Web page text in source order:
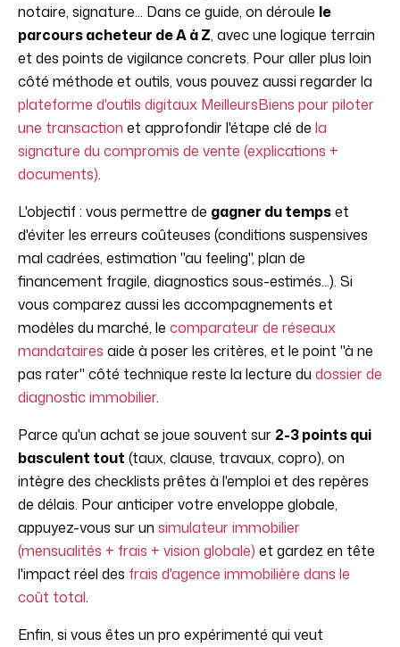
notaire, signature... Dans ce guide, on déroule le
parcours acheteur de A à Z, avec une logique terrain
et des points de vigilance concrets. Pour aller plus loin
côté méthode et outils, vous pouvez aussi regarder la
plateforme d'outils digitaux MeilleursBiens pour piloter
une transaction et approfondir l'étape clé de la
signature du compromis de vente (explications +
documents).
L'objectif : vous permettre de gagner du tempset
d'éviter les erreurs coûteuses (conditions suspensives
mal cadrées, estimation "au feeling", plan de
financement fragile, diagnostics sous-estimés...). Si
vous comparez aussi les accompagnements et
modèles du marché, le comparateur de réseaux
mandataires aide à poser les critères, et le point "à ne
pas rater" côté technique reste la lecture du dossier de
diagnostic immobilier.
Parce qu'un achat se joue souvent sur 2-3 points qui
basculent tout (taux, clause, travaux, copro), on
intègre des checklists prêtes à l'emploi et des repères
de délais. Pour anticiper votre enveloppe globale,
appuyez-vous sur un simulateur immobilier
(mensualités + frais + vision globale) et gardez en tête
l'impact réel des frais d'agence immobilière dans le
coût total.
Enfin, si vous êtes un pro expérimenté qui veut